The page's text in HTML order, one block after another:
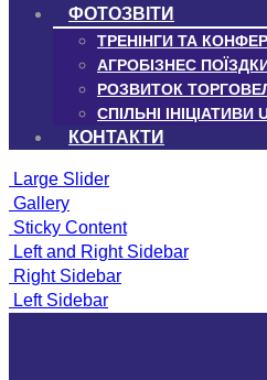
ФОТОЗВІТИ
ТРЕНІНГИ ТА
АГРОБІЗНЕС
РОЗВИТОК
СПІЛЬНІ ІНІЦІАТИВИ
КОНТАКТИ
Large Slider
Gallery
Sticky Content
Left and Right Sidebar
Right Sidebar
Left Sidebar